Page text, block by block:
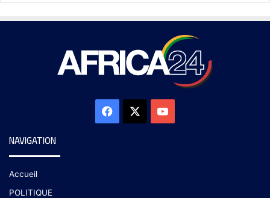
NAVIGATION
Accueil
POLITIQUE